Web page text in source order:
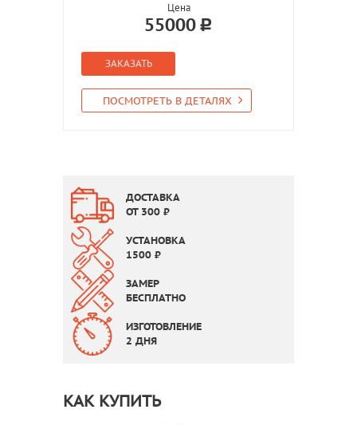
Цена
55000
ЗАКАЗАТЬ
ПОСМОТРЕТЬ В ДЕТАЛЯХ
ДОСТАВКА
ОТ 300 ₽
УСТАНОВКА
1500 ₽
ЗАМЕР
БЕСПЛАТНО
ИЗГОТОВЛЕНИЕ
2 ДНЯ
КАК КУПИТЬ